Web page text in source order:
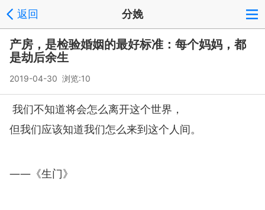
返回 分娩
产房，是检验婚姻的最好标准：每个妈妈，都
是劫后余生
2019-04-30 浏览:10
我们不知道将会怎么离开这个世界，
但我们应该知道我们怎么来到这个人间。
——《生门》